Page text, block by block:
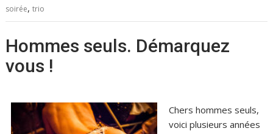
soirée,trio
Hommes seuls. Démarquez
vous !
Chers hommes seuls,
voici plusieurs années